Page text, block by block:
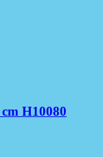
H10080